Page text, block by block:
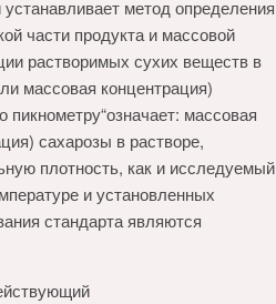
метод определения
части продукта и массовой
растворимых сухих веществ в
массовая концентрация)
массовая
сахарозы в растворе,
плотность, как и исследуемый
и установленных
стандарта являются